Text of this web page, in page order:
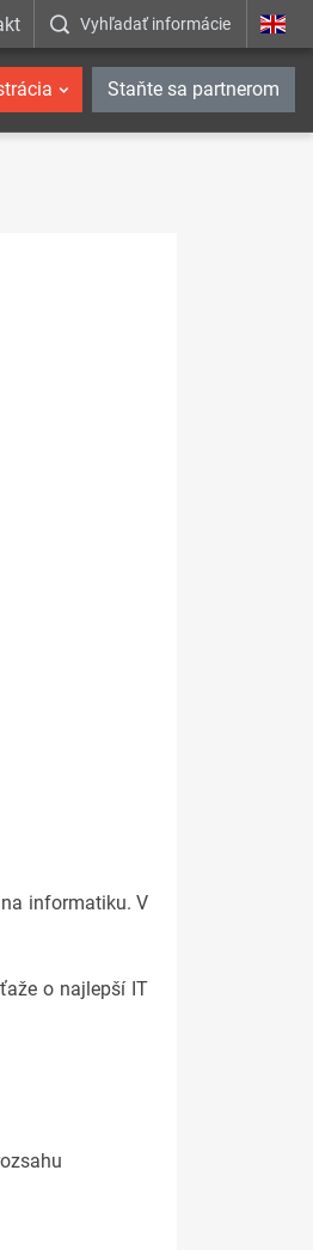
Vyhľadať informácie
Staňte sa partnerom
informatiku. V
o najlepší IT